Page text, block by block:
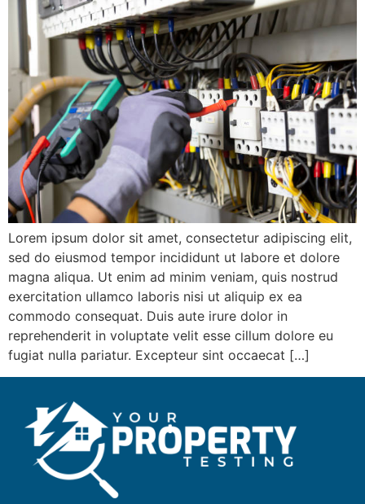
Lorem ipsum dolor sit amet, consectetur adipiscing elit,
sed do eiusmod tempor incididunt ut labore et dolore
magna aliqua. Ut enim ad minim veniam, quis nostrud
exercitation ullamco laboris nisi ut aliquip ex ea
commodo consequat. Duis aute irure dolor in
reprehenderit in voluptate velit esse cillum dolore eu
fugiat nulla pariatur. Excepteur sint occaecat […]